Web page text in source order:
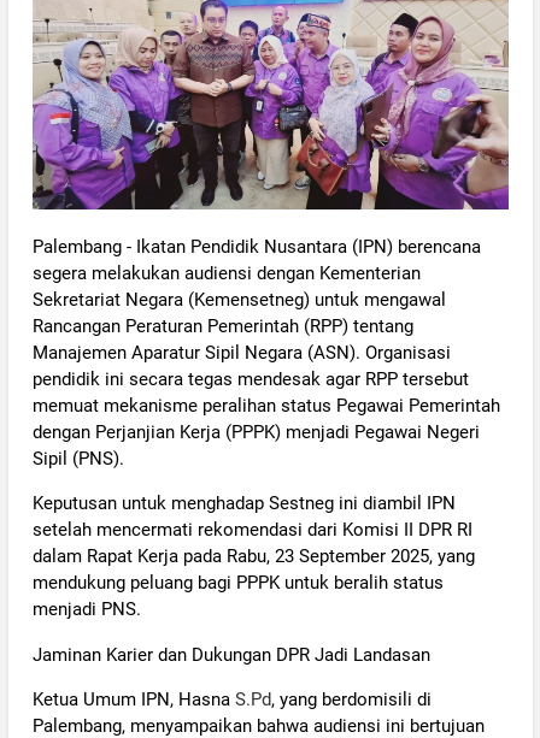
Palembang - Ikatan Pendidik Nusantara (IPN) berencana
segera melakukan audiensi dengan Kementerian
Sekretariat Negara (Kemensetneg) untuk mengawal
Rancangan Peraturan Pemerintah (RPP) tentang
Manajemen Aparatur Sipil Negara (ASN). Organisasi
pendidik ini secara tegas mendesak agar RPP tersebut
memuat mekanisme peralihan status Pegawai Pemerintah
dengan Perjanjian Kerja (PPPK) menjadi Pegawai Negeri
Sipil (PNS).
Keputusan untuk menghadap Sestneg ini diambil IPN
setelah mencermati rekomendasi dari Komisi II DPR RI
dalam Rapat Kerja pada Rabu, 23 September 2025, yang
mendukung peluang bagi PPPK untuk beralih status
menjadi PNS.
Jaminan Karier dan Dukungan DPR Jadi Landasan
Ketua Umum IPN, Hasna S.Pd, yang berdomisili di
Palembang, menyampaikan bahwa audiensi ini bertujuan